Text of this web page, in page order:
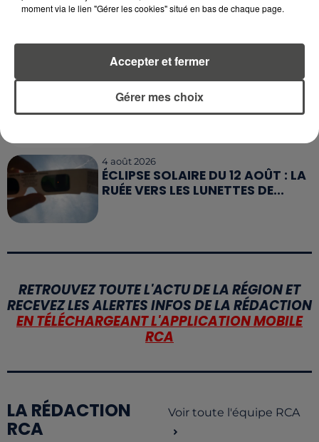
5 août 2026
5 août 2026
MOUCHES : LES 5 RÉFLEXES À
ADOPTER POUR ÉVITER
4 août 2026
ÉCLIPSE SOLAIRE DU 12 AOÛT : LA
RUÉE VERS LES LUNETTES DE...
RETROUVEZ TOUTE L'ACTU DE LA RÉGION ET
RECEVEZ LES ALERTES INFOS DE LA RÉDACTION
EN TÉLÉCHARGEANT L'APPLICATION MOBILE
RCA
LA RÉDACTION
RCA
Voir toute l'équipe RCA
moment via le lien "Gérer les cookies" situé en bas de chaque page.
Gérer mes choix
Accepter et fermer